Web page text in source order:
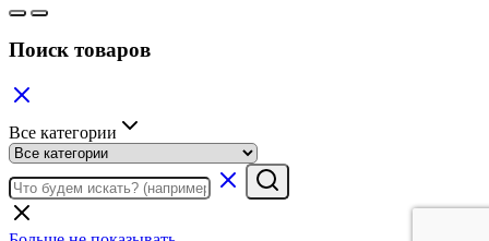
Поиск товаров
Все категории